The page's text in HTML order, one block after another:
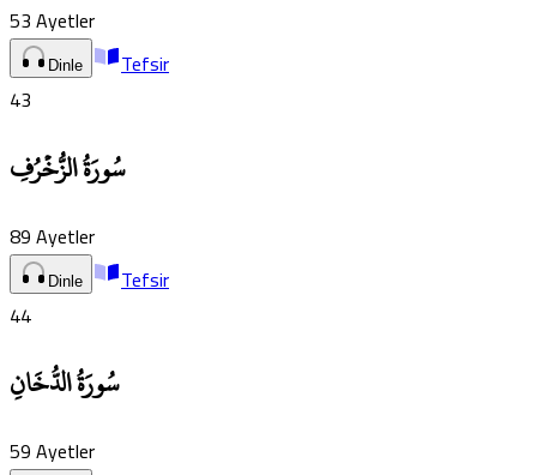
53Ayetler
Dinle
Tefsir
43
سُورَةُ الزُّخۡرُفِ
89Ayetler
Dinle
Tefsir
44
سُورَةُ الدُّخَانِ
59Ayetler